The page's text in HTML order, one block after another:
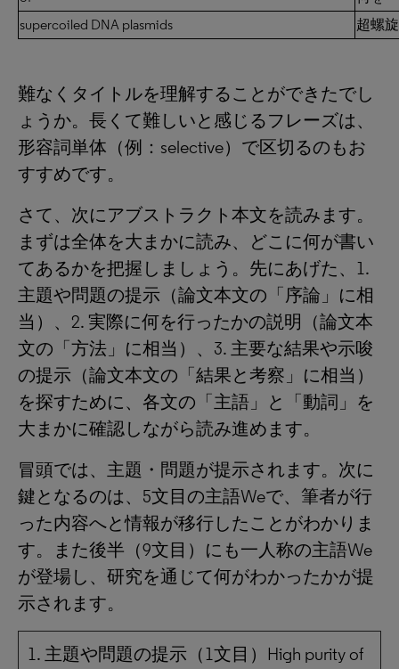
supercoiled DNA plasmids
超螺
難なくタイトルを理解することができたでし
ょうか。長くて難しいと感じるフレーズは、
形容詞単体（例：selective）で区切るのもお
すすめです。
さて、次にアブストラクト本文を読みます。
まずは全体を大まかに読み、どこに何が書い
てあるかを把握しましょう。先にあげた、1.
主題や問題の提示（論文本文の「序論」に相
当）、2. 実際に何を行ったかの説明（論文本
文の「方法」に相当）、3. 主要な結果や示唆
の提示（論文本文の「結果と考察」に相当）
を探すために、各文の「主語」と「動詞」を
大まかに確認しながら読み進めます。
冒頭では、主題・問題が提示されます。次に
鍵となるのは、5文目の主語Weで、筆者が行
った内容へと情報が移行したことがわかりま
す。また後半（9文目）にも一人称の主語We
が登場し、研究を通じて何がわかったかが提
示されます。
1. 主題や問題の提示（1文目）High purity of